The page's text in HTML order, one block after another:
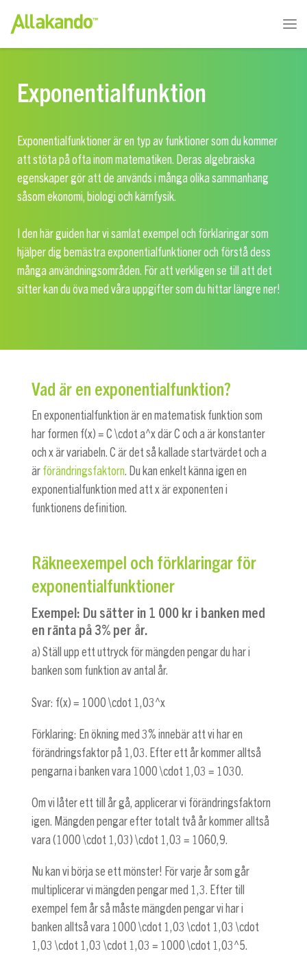
Exponentialfunktion
Exponentialfunktioner är en typ av funktioner som du kommer
att stöta på ofta inom matematiken. Deras algebraiska
egenskaper gör att de används i många olika sammanhang
såsom ekonomi, biologi och kärnfysik.
I den här guiden har vi samlat exempel och förklaringar som
hjälper dig bemästra exponentialfunktioner och förstå dess
många användningsområden. För att verkligen se till att det
sitter kan du öva med våra uppgifter som du hittar längre ner!
Vad är en exponentialfunktion?
En exponentialfunktion är en matematisk funktion som
har formen f(x) = C \cdot a^x där C och a är konstanter
och x är variabeln. C är det så kallade startvärdet och a
är förändringsfaktorn. Du kan enkelt känna igen en
exponentialfunktion med att x är exponenten i
funktionens definition.
Räkneexempel och förklaringar för
exponentialfunktioner
Exempel: Du sätter in 1 000 kr i banken med
en ränta på 3% per år.
a) Ställ upp ett uttryck för mängden pengar du har i
banken som funktion av antal år.
Svar: f(x) = 1000 \cdot 1,03^x
Förklaring: En ökning med 3% innebär att vi har en
förändringsfaktor på 1,03. Efter ett år kommer alltså
pengarna i banken vara 1000 \cdot 1,03 = 1030.
Om vi låter ett till år gå, applicerar vi förändringsfaktorn
igen. Mängden pengar efter totalt två år kommer alltså
vara (1000 \cdot 1,03) \cdot 1,03 = 1060,9.
Nu kan vi börja se ett mönster! För varje år som går
multiplicerar vi mängden pengar med 1,3. Efter till
exempel fem år så måste mängden pengar vi har i
banken alltså vara 1000 \cdot 1,03 \cdot 1,03 \cdot
1,03 \cdot 1,03 \cdot 1,03 = 1000 \cdot 1,03^5.